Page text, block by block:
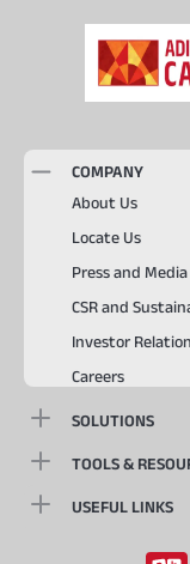
COMPANY
About Us
Locate Us
Press and Media
CSR and
Investor
Careers
SOLUTIONS
TOOLS &
USEFUL LINKS